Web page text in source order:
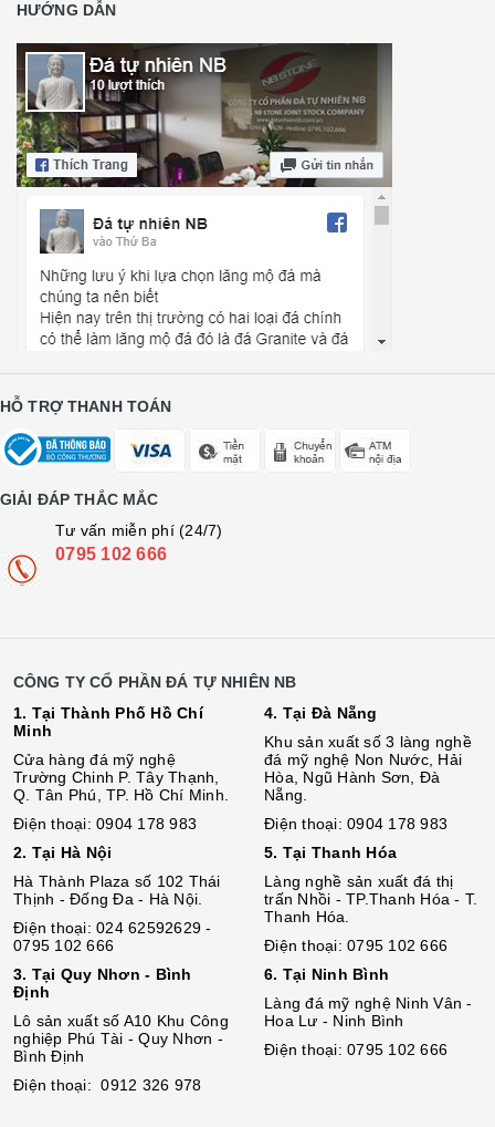
HƯỚNG DẪN
HỖ TRỢ THANH TOÁN
GIẢI ĐÁP THẮC MẮC
Tư vấn miễn phí (24/7)
0795 102 666
CÔNG TY CỔ PHẦN ĐÁ TỰ NHIÊN NB
1. Tại Thành Phố Hồ Chí
Minh
Cửa hàng đá mỹ nghệ
Trường Chinh P. Tây Thạnh,
Q. Tân Phú, TP. Hồ Chí Minh.
Điện thoại: 0904 178 983
2. Tại Hà Nội
Hà Thành Plaza số 102 Thái
Thịnh - Đống Đa - Hà Nội.
Điện thoại: 024 62592629 -
0795 102 666
3. Tại Quy Nhơn - Bình
Định
Lô sản xuất số A10 Khu Công
nghiệp Phú Tài - Quy Nhơn -
Bình Định
Điện thoại: 0912 326 978
4. Tại Đà Nẵng
Khu sản xuất số 3 làng nghề
đá mỹ nghệ Non Nước, Hải
Hòa, Ngũ Hành Sơn, Đà
Nẵng.
Điện thoại: 0904 178 983
5. Tại Thanh Hóa
Làng nghề sản xuất đá thị
trấn Nhồi - TP.Thanh Hóa - T.
Thanh Hóa.
Điện thoại: 0795 102 666
6. Tại Ninh Bình
Làng đá mỹ nghệ Ninh Vân -
Hoa Lư - Ninh Bình
Điện thoại: 0795 102 666